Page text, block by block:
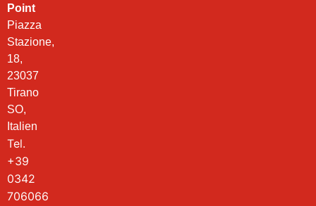
Point
Piazza
Stazione,
18,
23037
Tirano
SO,
Italien
Tel.
+39
0342
706066